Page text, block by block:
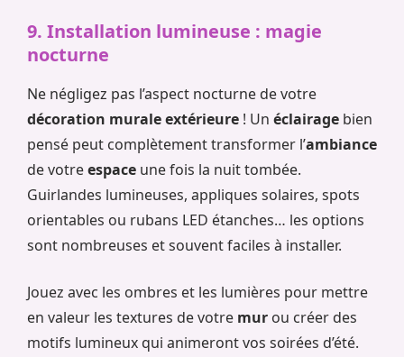
9. Installation lumineuse : magie
nocturne
Ne négligez pas l’aspect nocturne de votre
décoration murale extérieure ! Un éclairage bien
pensé peut complètement transformer l’ambiance
de votreespace une fois la nuit tombée.
Guirlandes lumineuses, appliques solaires, spots
orientables ou rubans LED étanches… les options
sont nombreuses et souvent faciles à installer.
Jouez avec les ombres et les lumières pour mettre
en valeur les textures de votre mur ou créer des
motifs lumineux qui animeront vos soirées d’été.